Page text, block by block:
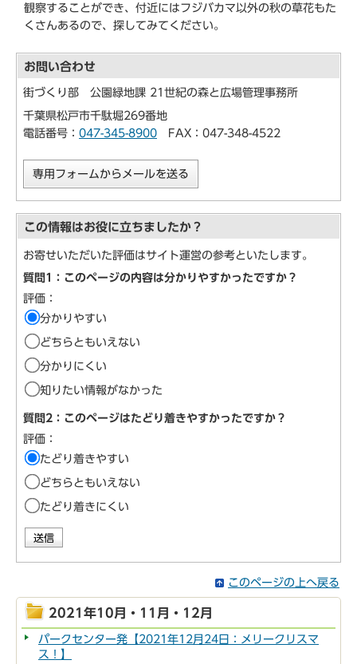
観察することができ、付近にはフジバカマ以外の秋の草花もた
くさんあるので、探してみてください。
お問い合わせ
街づくり部 公園緑地課 21世紀の森と広場管理事務所
千葉県松戸市千駄堀269番地
電話番号： 047-345-8900 FAX：047-348-4522
専用フォームからメールを送る
この情報はお役に立ちましたか？
お寄せいただいた評価はサイト運営の参考といたします。
質問1：このページの内容は分かりやすかったですか？
評価：
分かりやすい
どちらともいえない
分かりにくい
知りたい情報がなかった
質問2：このページはたどり着きやすかったですか？
評価：
たどり着きやすい
どちらともいえない
たどり着きにくい
このページの上へ戻る
2021年10月・11月・12月
パークセンター発【2021年12月24日：メリークリスマ
ス！】